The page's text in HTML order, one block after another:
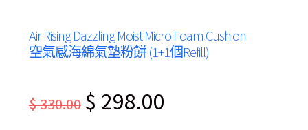
Air Rising Dazzling Moist Micro Foam Cushion
空氣感海綿氣墊粉餅 (1+1個Refill)
$330.00 Original
$ 298.00